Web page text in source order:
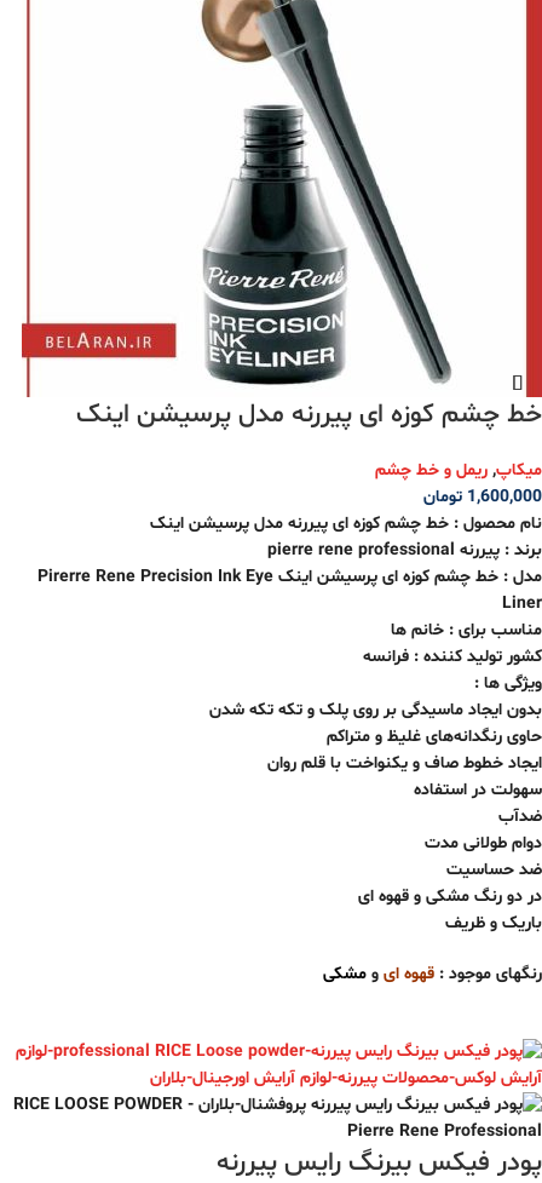
خط چشم کوزه ای پیررنه مدل پرسیشن اینک
میکاپ, ریمل و خط چشم
1,600,000 تومان
نام محصول : خط چشم کوزه ای پیررنه مدل پرسیشن اینک
برند : پیررنه pierre rene professional
مدل : خط چشم کوزه ای پرسیشن اینک Pirerre Rene Precision Ink Eye
Liner
مناسب برای : خانم ها
کشور تولید کننده : فرانسه
ویژگی ها :
بدون ایجاد ماسیدگی بر روی پلک و تکه تکه شدن
حاوی رنگدانه‌های غلیظ و متراکم
ایجاد خطوط صاف و یکنواخت با قلم روان
سهولت در استفاده
ضدآب
دوام طولانی مدت
ضد حساسیت
در دو رنگ مشکی و قهوه ای
باریک و ظریف
رنگهای موجود : قهوه ای و مشکی
پودر فیکس بیرنگ رایس پیررنه